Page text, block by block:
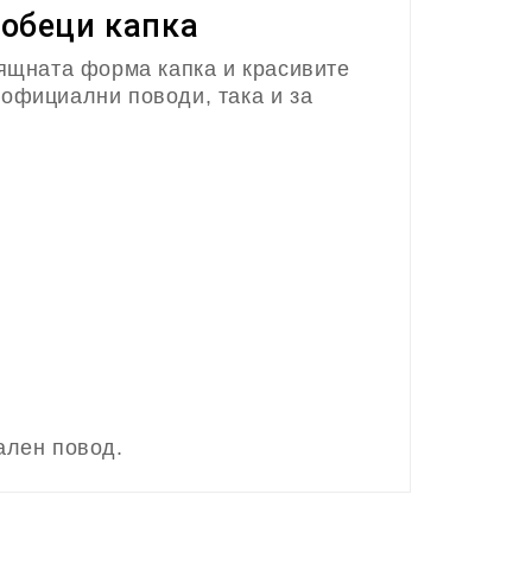
капка
форма капка и красивите
поводи, така и за
повод.